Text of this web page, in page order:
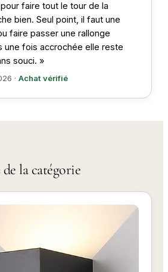
faire tout le tour de la
bien. Seul point, il faut une
faire passer une rallonge
une fois accrochée elle reste
souci. »
· Achat vérifié
la catégorie